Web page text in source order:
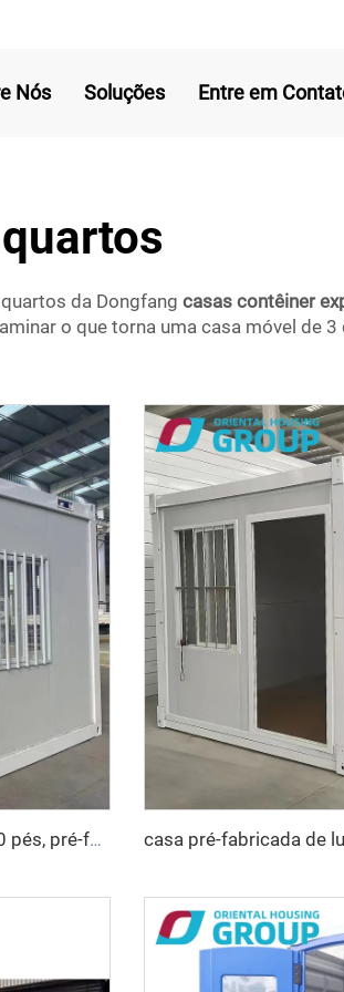
Nós Soluções Entre em
da Dongfang casas contêiner
o que torna uma casa móvel de
casa dobrável móvel de 40 pés e 20 pés, pré-fabricada, sala dobrável, contêiner, caixa de armazenamento, casas dobráveis à venda